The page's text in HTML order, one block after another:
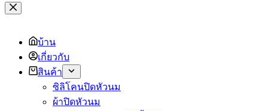
บ้าน
เกี่ยวกับ
สินค้า
ซิลิโคนปิดหัวนม
ผ้าปิดหัวนม